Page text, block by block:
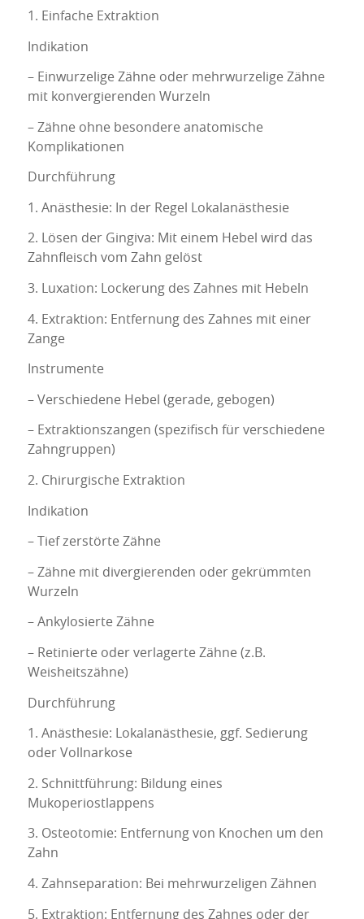
1. Einfache Extraktion
Indikation
– Einwurzelige Zähne oder mehrwurzelige Zähne
mit konvergierenden Wurzeln
– Zähne ohne besondere anatomische
Komplikationen
Durchführung
1. Anästhesie: In der Regel Lokalanästhesie
2. Lösen der Gingiva: Mit einem Hebel wird das
Zahnfleisch vom Zahn gelöst
3. Luxation: Lockerung des Zahnes mit Hebeln
4. Extraktion: Entfernung des Zahnes mit einer
Zange
Instrumente
– Verschiedene Hebel (gerade, gebogen)
– Extraktionszangen (spezifisch für verschiedene
Zahngruppen)
2. Chirurgische Extraktion
Indikation
– Tief zerstörte Zähne
– Zähne mit divergierenden oder gekrümmten
Wurzeln
– Ankylosierte Zähne
– Retinierte oder verlagerte Zähne (z.B.
Weisheitszähne)
Durchführung
1. Anästhesie: Lokalanästhesie, ggf. Sedierung
oder Vollnarkose
2. Schnittführung: Bildung eines
Mukoperiostlappens
3. Osteotomie: Entfernung von Knochen um den
Zahn
4. Zahnseparation: Bei mehrwurzeligen Zähnen
5. Extraktion: Entfernung des Zahnes oder der